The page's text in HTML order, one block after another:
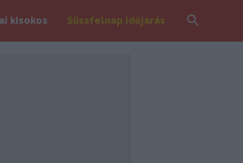
kisokos Süssfelnap időjárás Search